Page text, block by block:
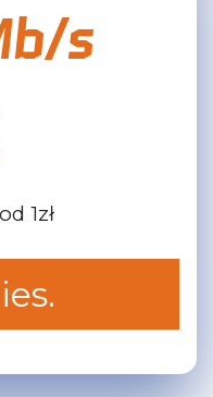
s
1zł